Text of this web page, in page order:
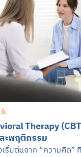
Therapy
ะพฤติกรรม
ริ่มต้นจาก “ความคิด”